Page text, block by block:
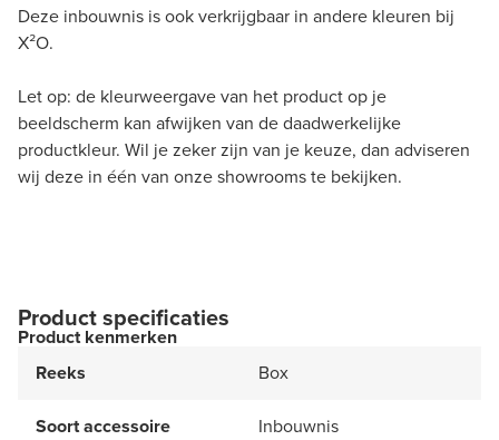
Deze inbouwnis is ook verkrijgbaar in andere kleuren bij
X²O.
Let op: de kleurweergave van het product op je
beeldscherm kan afwijken van de daadwerkelijke
productkleur. Wil je zeker zijn van je keuze, dan adviseren
wij deze in één van onze showrooms te bekijken.
Product specificaties
Product kenmerken
Reeks
Box
Soort accessoire Inbouwnis